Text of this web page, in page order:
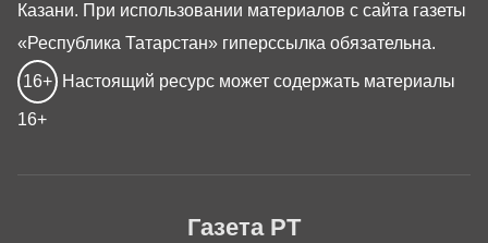
Газета РТ
Казани. При использовании материалов с сайта газеты
«Республика Татарстан» гиперссылка обязательна.
16+ Настоящий ресурс может содержать материалы
16+